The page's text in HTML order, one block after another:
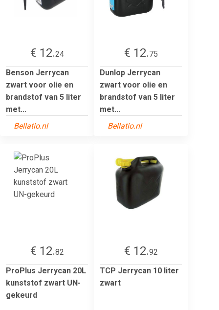
€ 12.24
Benson Jerrycan
zwart voor olie en
brandstof van 5 liter
met...
Bellatio.nl
€ 12.75
Dunlop Jerrycan
zwart voor olie en
brandstof van 5 liter
met...
Bellatio.nl
€ 12.82
ProPlus Jerrycan 20L
kunststof zwart UN-
gekeurd
€ 12.92
TCP Jerrycan 10 liter
zwart